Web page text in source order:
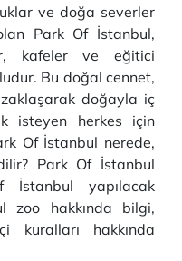
ve doğa severler
Park Of İstanbul,
kafeler ve eğitici
Bu doğal cennet,
doğayla iç
isteyen herkes için
Of İstanbul nerede,
Park Of İstanbul
İstanbul yapılacak
zoo hakkında bilgi,
kuralları hakkında